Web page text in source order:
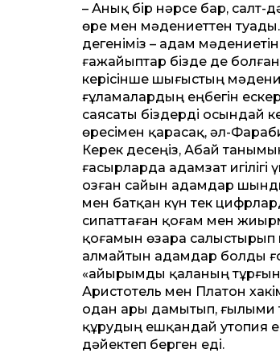
– Анық бір нәрсе бар,
өре мен мәдениеттен туады.
дегеніміз – адам
ғажайыптар бізде де
керісінше шығыстың
ғұламалардың еңбегін
саясаты біздерді осындай
өресімен қарасақ, әл-
Керек десеңіз, Абай
ғасырларда адамзат
озған сайын адамдар
мен батқан күн тек
сипаттаған қоғам мен
қоғамын өзара салыстырып
алмайтын адамдар болды
«Қайырымды қала­ның
Аристотель мен Платон
одан ары дамытып, ғылыми
құрудың ешқан­дай утопия
дәйектеп берген еді.